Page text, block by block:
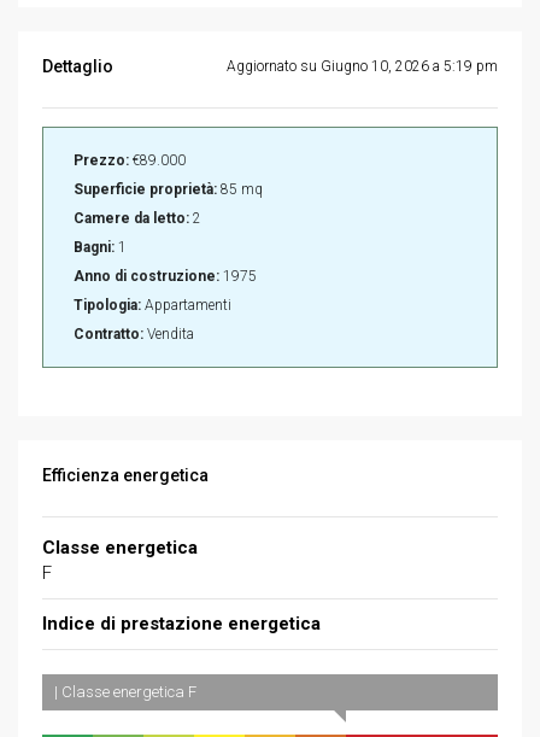
Dettaglio Aggiornato su Giugno 10, 2026 a 5:19 pm
Prezzo: €89.000
Superficie proprietà: 85 mq
Camere da letto: 2
Bagni: 1
Anno di costruzione: 1975
Tipologia: Appartamenti
Contratto: Vendita
Efficienza energetica
Classe energetica
F
Indice di prestazione energetica
| Classe energetica F